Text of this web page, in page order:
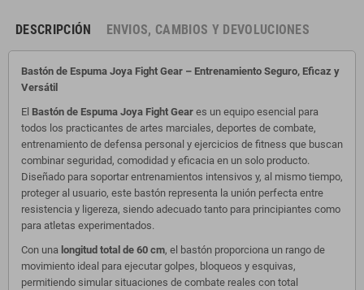
DESCRIPCIÓN ENVIOS, CAMBIOS Y DEVOLUCIONES
Bastón de Espuma Joya Fight Gear – Entrenamiento Seguro, Eficaz y
Versátil
El Bastón de Espuma Joya Fight Gear es un equipo esencial para
todos los practicantes de artes marciales, deportes de combate,
entrenamiento de defensa personal y ejercicios de fitness que buscan
combinar seguridad, comodidad y eficacia en un solo producto.
Diseñado para soportar entrenamientos intensivos y, al mismo tiempo,
proteger al usuario, este bastón representa la unión perfecta entre
resistencia y ligereza, siendo adecuado tanto para principiantes como
para atletas experimentados.
Con una longitud total de 60 cm, el bastón proporciona un rango de
movimiento ideal para ejecutar golpes, bloqueos y esquivas,
permitiendo simular situaciones de combate reales con total